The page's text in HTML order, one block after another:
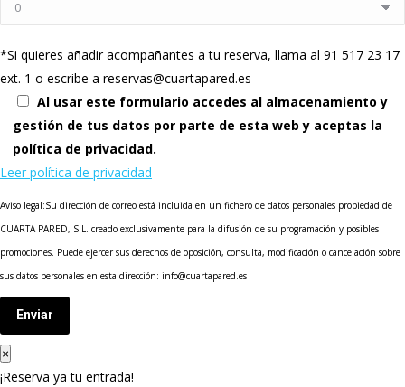
*Si quieres añadir acompañantes a tu reserva, llama al 91 517 23 17
ext. 1 o escribe a reservas@cuartapared.es
Al usar este formulario accedes al almacenamiento y
gestión de tus datos por parte de esta web y aceptas la
política de privacidad.
Leer política de privacidad
Aviso legal:Su dirección de correo está incluida en un fichero de datos personales propiedad de
CUARTA PARED, S.L. creado exclusivamente para la difusión de su programación y posibles
promociones. Puede ejercer sus derechos de oposición, consulta, modificación o cancelación sobre
sus datos personales en esta dirección: info@cuartapared.es
Enviar
×
¡Reserva ya tu entrada!